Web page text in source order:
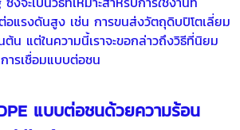
อแรงดันสูง เช่น การขนส่งวัตถุดิบปิโตเลี่ยม
ต้น แต่ในความนี้เราจะขอกล่าวถึงวิธีที่นิยม
รเชื่อมแบบต่อชน
แบบต่อชนด้วยความร้อน